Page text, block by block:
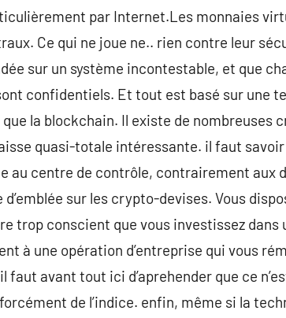
par Internet.Les monnaies
Ce qui ne joue ne.. rien contre leur
sur un système incontestable, et que
confidentiels. Et tout est basé sur une
la blockchain. Il existe de nombreuses
quasi-totale intéressante. il faut
au centre de contrôle, contrairement aux
sur les crypto-devises. Vous
trop conscient que vous investissez dans
à une opération d’entreprise qui vous
faut avant tout ici d’aprehender que ce
de l’indice. enfin, même si la